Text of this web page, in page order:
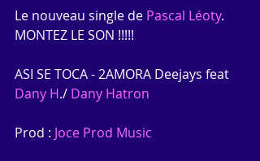
Le nouveau single de Pascal Léoty.
MONTEZ LE SON !!!!!
ASI SE TOCA - 2AMORA Deejays feat
Dany H./ Dany Hatron
Prod : Joce Prod Music